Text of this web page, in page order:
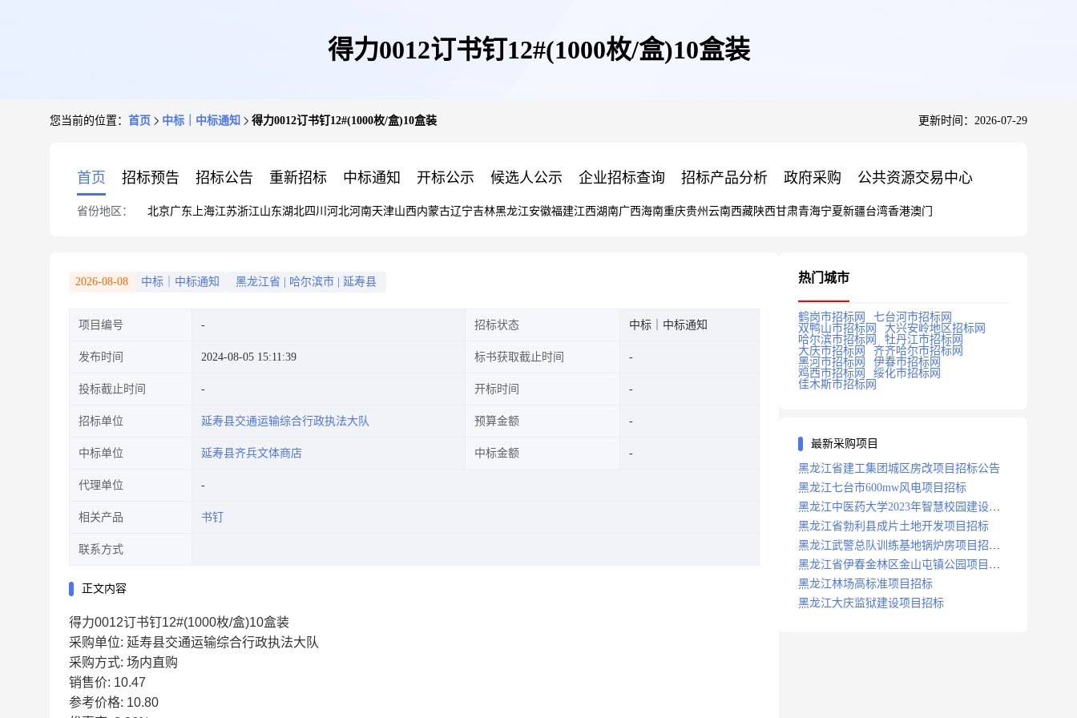
得力0012订书钉12#(1000枚/盒)10盒装
您当前的位置： 首页 中标｜中标通知 得力0012订书钉12#(1000枚/盒)10盒装 更新时间：2026-07-29
首页 招标预告 招标公告 重新招标 中标通知 开标公示 候选人公示 企业招标查询 招标产品分析 政府采购 公共资源交易中心
省份地区： 北京广东 上海江苏浙江山东湖北四川 河北河南天津山西内蒙古辽宁吉林黑龙江安徽福建江西湖南广西海南重庆贵州 云南西藏陕西甘肃青海宁夏新疆台湾香港澳门
2026-08-08 中标｜中标通知 黑龙江省 哈尔滨市 延寿县
项目编号 招标状态 中标｜中标通知
发布时间 2024-08-05 15:11:39 标书获取截止时间
投标截止时间 开标时间
招标单位 延寿县交通运输综合行政执法大队 预算金额
中标单位 延寿县齐兵文体商店 中标金额
代理单位
相关产品 书钉
联系方式
正文内容
得力0012订书钉12#(1000枚/盒)10盒装
采购单位: 延寿县交通运输综合行政执法大队
采购方式: 场内直购
销售价: 10.47
参考价格: 10.80
热门城市
鹤岗市招标网
七台河市招标网
双鸭山市招标网
大兴安岭地区招标网
哈尔滨市招标网
牡丹江市招标网
大庆市招标网
齐齐哈尔市招标网
黑河市招标网
伊春市招标网
鸡西市招标网
绥化市招标网
佳木斯市招标网
最新采购项目
黑龙江省建工集团城区房改项目招标公告
黑龙江七台市600mw风电项目招标
黑龙江中医药大学2023年智慧校园建设项
目招标公告
黑龙江省勃利县成片土地开发项目招标
黑龙江武警总队训练基地锅炉房项目招标
公示
黑龙江省伊春金林区金山屯镇公园项目招
标公告
黑龙江林场高标准项目招标
黑龙江大庆监狱建设项目招标